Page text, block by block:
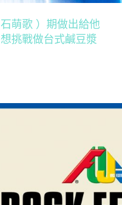
石萌歌 ）期做出給他
挑戰做台式鹹豆漿